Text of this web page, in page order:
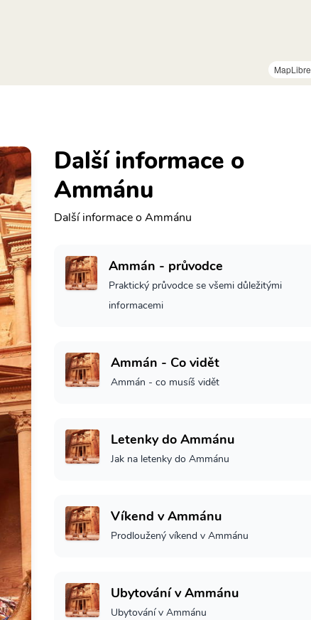
MapLibre
Další informace o
Ammánu
Další informace o Ammánu
Ammán - průvodce
Praktický průvodce se všemi důležitými
informacemi
Ammán - Co vidět
Ammán - co musíš vidět
Letenky do Ammánu
Jak na letenky do Ammánu
Víkend v Ammánu
Prodloužený víkend v Ammánu
Ubytování v Ammánu
Ubytování v Ammánu